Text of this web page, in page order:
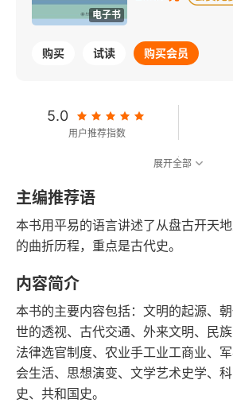
电子书
购买 试读 购买会员
5.0
用户推荐指数
315千字
字数
展开全部
主编推荐语
本书用平易的语言讲述了从盘古开天
的曲折历程，重点是古代史。
内容简介
本书的主要内容包括：文明的起源、
世的透视、古代交通、外来文明、民
法律选官制度、农业手工业工商业、
会生活、思想演变、文学艺术史学、
史、共和国史。